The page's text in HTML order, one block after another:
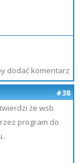
dodać komentarz
#38
że wsb
program do